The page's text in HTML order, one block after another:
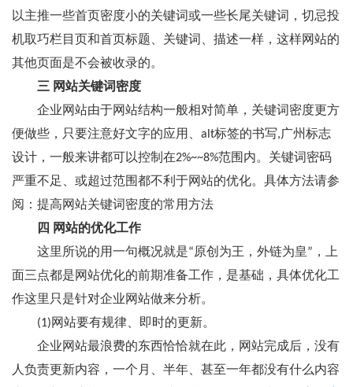
以主推一些首页密度小的关键词或一些长尾关键词，切忌投
机取巧栏目页和首页标题、关键词、描述一样，这样网站的
其他页面是不会被收录的。
三 网站关键词密度
企业网站由于网站结构一般相对简单，关键词密度更方
便做些，只要注意好文字的应用、alt标签的书写,广州标志
设计，一般来讲都可以控制在2%~~8%范围内。关键词密码
严重不足、或超过范围都不利于网站的优化。具体方法请参
阅：提高网站关键词密度的常用方法
四 网站的优化工作
这里所说的用一句概况就是“原创为王，外链为皇”，上
面三点都是网站优化的前期准备工作，是基础，具体优化工
作这里只是针对企业网站做来分析。
(1)网站要有规律、即时的更新。
企业网站最浪费的东西恰恰就在此，网站完成后，没有
人负责更新内容，一个月、半年、甚至一年都没有什么内容